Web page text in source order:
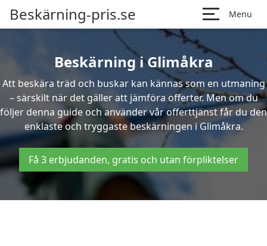
Beskärning-pris.se Menu
Beskärning i Glimåkra
Att beskära träd och buskar kan kännas som en utmaning
– särskilt när det gäller att jämföra offerter. Men om du
följer denna guide och använder vår offerttjänst får du den
enklaste och tryggaste beskärningen i Glimåkra.
Få 3 erbjudanden, gratis och utan förpliktelser